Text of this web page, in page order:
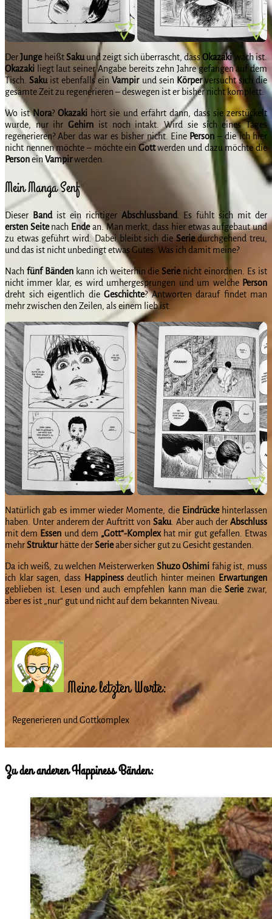
DerJungeheißtSakuund zeigt sich überrascht, dassOkazakiwach ist.
Okazaki liegt laut seiner Angabe bereits zehn Jahre gefangen auf dem
Tisch.Sakuist ebenfalls einVampirund sein Körperversucht sich die
gesamte Zeit zu regenerieren – deswegen ist er bisher nicht komplett.
Wo istNora?Okazaki hört sie und erfährt dann, dass sie zerstückelt
wurde, nur ihrGehirn ist noch intakt. Wird sie sich eines Tages
regenerieren? Aber das war es bisher nicht. Eine Person – die ich hier
nicht nennen möchte – möchte ein Gottwerden und dazu möchte die
PersoneinVampirwerden.
Mein Manga Senf
Dieser Bandist ein richtiger Abschlussband. Es fühlt sich mit der
ersten Seitenach Endean. Man merkt, dass hier etwas aufgebaut und
zu etwas geführt wird. Dabei bleibt sich die Seriedurchgehend treu,
und das ist nicht unbedingt etwas Gutes. Was ich damit meine?
Nach fünf Bändenkann ich weiterhin dieSerienicht einordnen. Es ist
nicht immer klar, es wird umhergesprungen und um welche Person
dreht sich eigentlich die Geschichte? Antworten darauf findet man
mehr zwischen den Zeilen, als einem lieb ist.
Natürlich gab es immer wieder Momente, die Eindrückehinterlassen
haben. Unter anderem der Auftritt von Saku. Aber auch derAbschluss
mit dem Essen und dem „Gott“-Komplexhat mir gut gefallen. Etwas
mehrStrukturhätte derSerieaber sicher gut zu Gesicht gestanden.
Da ich weiß, zu welchen Meisterwerken Shuzo Oshimi fähig ist, muss
ich klar sagen, dass Happinessdeutlich hinter meinen
Erwartungen
geblieben ist. Lesen und auch empfehlen kann man dieSeriezwar,
aber es ist „nur“ gut und nicht auf dem bekannten Niveau.
Meine letzten Worte:
Regenerieren und Gottkomplex
Zu den anderen Happiness Bänden: